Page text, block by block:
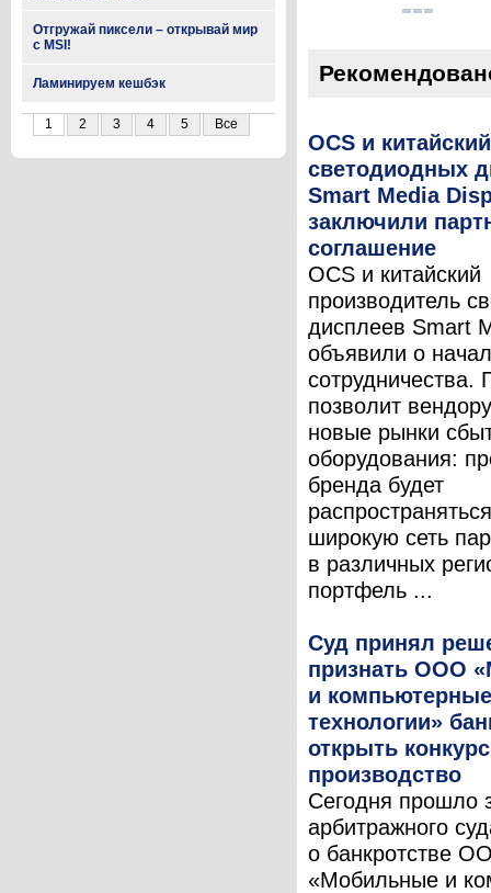
Отгружай пиксели – открывай мир
с MSI!
Ламинируем кешбэк
1 2 3 4 5 Все
OCS и
светодиодных
Smart Media
заключили
соглашение
OCS и китайский
производитель
дисплеев Smart
объявили о
сотрудничества.
позволит
новые рынки
оборудования:
бренда будет
широкую сеть
в различных
портфель ...
Суд принял
признать ООО
и компьютерные
технологии»
открыть
производство
Сегодня прошло
арбитражного
о банкротстве
«Мобильные и